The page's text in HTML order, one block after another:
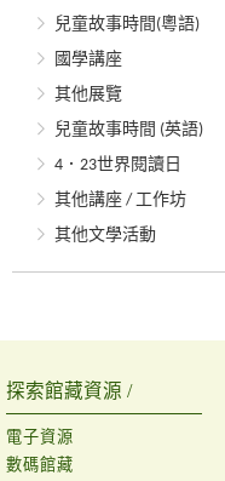
兒童故事時間(粵語)
國學講座
其他展覽
兒童故事時間 (英語)
4．23世界閱讀日
其他講座 / 工作坊
其他文學活動
探索館藏資源 /
電子資源
數碼館藏